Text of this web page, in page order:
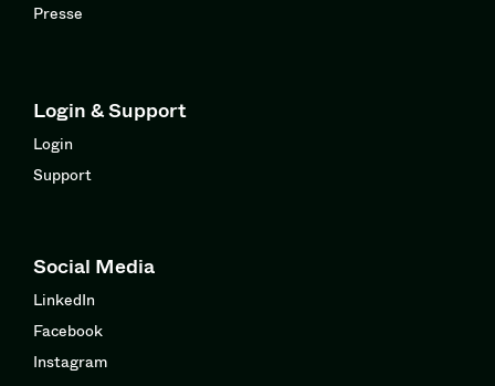
Presse
Login & Support
Login
Support
Social Media
LinkedIn
Facebook
Instagram